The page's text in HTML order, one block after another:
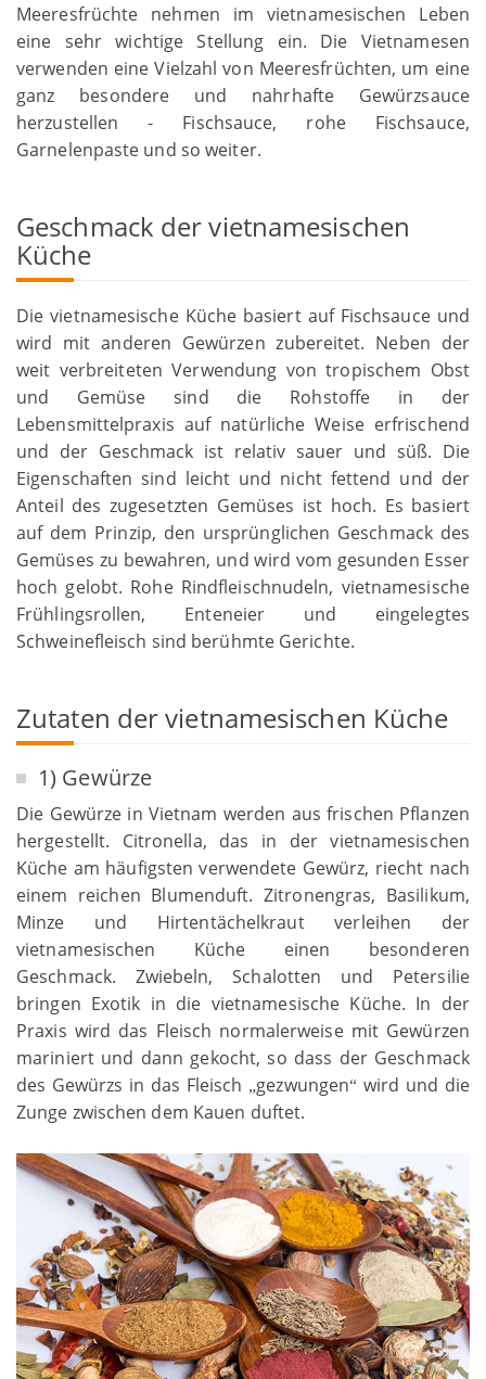
Meeresfrüchte nehmen im vietnamesischen Leben
eine sehr wichtige Stellung ein. Die Vietnamesen
verwenden eine Vielzahl von Meeresfrüchten, um eine
ganz besondere und nahrhafte Gewürzsauce
herzustellen - Fischsauce, rohe Fischsauce,
Garnelenpaste und so weiter.
Geschmack der vietnamesischen
Küche
Die vietnamesische Küche basiert auf Fischsauce und
wird mit anderen Gewürzen zubereitet. Neben der
weit verbreiteten Verwendung von tropischem Obst
und Gemüse sind die Rohstoffe in der
Lebensmittelpraxis auf natürliche Weise erfrischend
und der Geschmack ist relativ sauer und süß. Die
Eigenschaften sind leicht und nicht fettend und der
Anteil des zugesetzten Gemüses ist hoch. Es basiert
auf dem Prinzip, den ursprünglichen Geschmack des
Gemüses zu bewahren, und wird vom gesunden Esser
hoch gelobt. Rohe Rindfleischnudeln, vietnamesische
Frühlingsrollen, Enteneier und eingelegtes
Schweinefleisch sind berühmte Gerichte.
Zutaten der vietnamesischen Küche
1) Gewürze
Die Gewürze in Vietnam werden aus frischen Pflanzen
hergestellt. Citronella, das in der vietnamesischen
Küche am häufigsten verwendete Gewürz, riecht nach
einem reichen Blumenduft. Zitronengras, Basilikum,
Minze und Hirtentächelkraut verleihen der
vietnamesischen Küche einen besonderen
Geschmack. Zwiebeln, Schalotten und Petersilie
bringen Exotik in die vietnamesische Küche. In der
Praxis wird das Fleisch normalerweise mit Gewürzen
mariniert und dann gekocht, so dass der Geschmack
des Gewürzs in das Fleisch „gezwungen“ wird und die
Zunge zwischen dem Kauen duftet.